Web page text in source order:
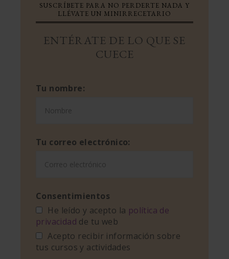
SUSCRÍBETE PARA NO PERDERTE NADA Y
LLÉVATE UN MINIRRECETARIO
ENTÉRATE DE LO QUE SE
CUECE
Tu nombre:
Tu correo electrónico:
Consentimientos
He leído y acepto la política de
privacidad de tu web
Acepto recibir información sobre
tus cursos y actividades